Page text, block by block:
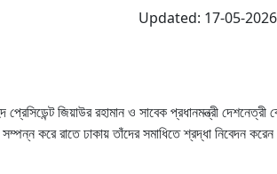
Updated: 17-05-
জিয়াউর রহামান ও সাবেক প্রধানমন্ত্রী দেশনেত্রী
করে রাতে ঢাকায় তাঁদের সমাধিতে শ্রদ্ধা নিবেদন